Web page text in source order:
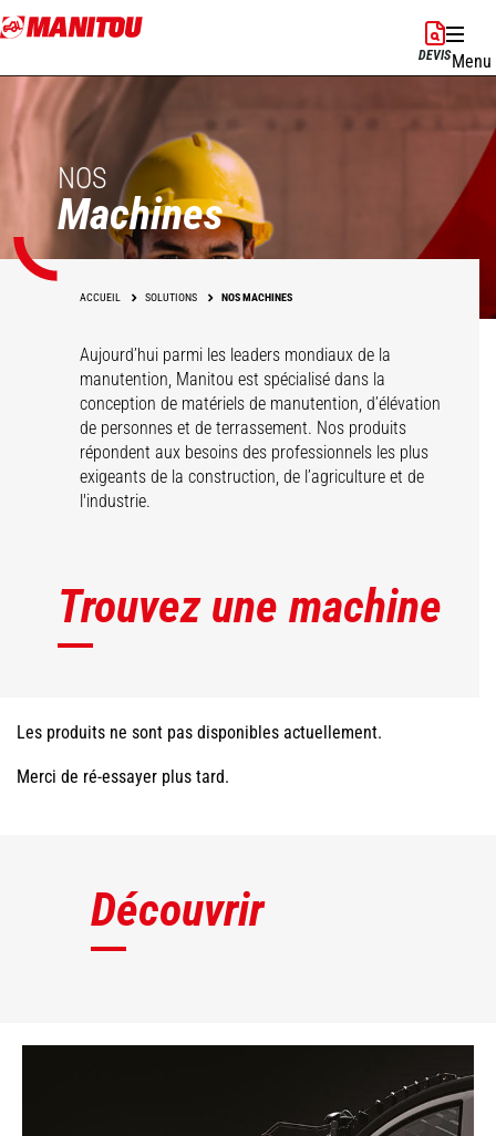
Aller
au
principal
DEVISMenu
NOS
Machines
ACCUEIL SOLUTIONS NOS MACHINES
Aujourd’hui parmi les leaders mondiaux de la
manutention, Manitou est spécialisé dans la
conception de matériels de manutention, d’élévation
de personnes et de terrassement. Nos produits
répondent aux besoins des professionnels les plus
exigeants de la construction, de l’agriculture et de
l'industrie.
Trouvez une machine
Les produits ne sont pas disponibles actuellement.
Merci de ré-essayer plus tard.
Découvrir